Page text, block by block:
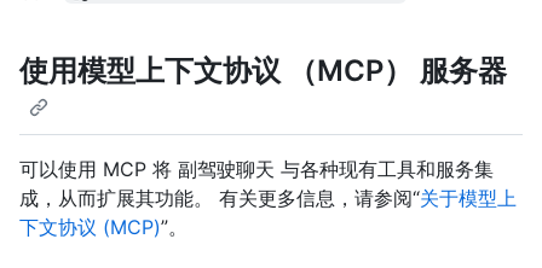
使用模型上下文协议 （MCP） 服务器
可以使用 MCP 将 副驾驶聊天 与各种现有工具和服务集
成，从而扩展其功能。 有关更多信息，请参阅“关于模型上
下文协议 (MCP)”。